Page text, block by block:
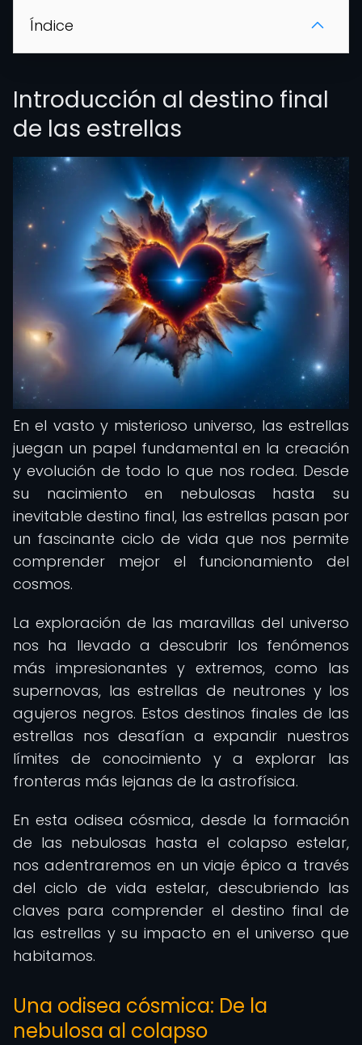
Índice
Introducción al destino final
de las estrellas
En el vasto y misterioso universo, las estrellas
juegan un papel fundamental en la creación
y evolución de todo lo que nos rodea. Desde
su nacimiento en nebulosas hasta su
inevitable destino final, las estrellas pasan por
un fascinante ciclo de vida que nos permite
comprender mejor el funcionamiento del
cosmos.
La exploración de las maravillas del universo
nos ha llevado a descubrir los fenómenos
más impresionantes y extremos, como las
supernovas, las estrellas de neutrones y los
agujeros negros. Estos destinos finales de las
estrellas nos desafían a expandir nuestros
límites de conocimiento y a explorar las
fronteras más lejanas de la astrofísica.
En esta odisea cósmica, desde la formación
de las nebulosas hasta el colapso estelar,
nos adentraremos en un viaje épico a través
del ciclo de vida estelar, descubriendo las
claves para comprender el destino final de
las estrellas y su impacto en el universo que
habitamos.
Una odisea cósmica: De la
nebulosa al colapso